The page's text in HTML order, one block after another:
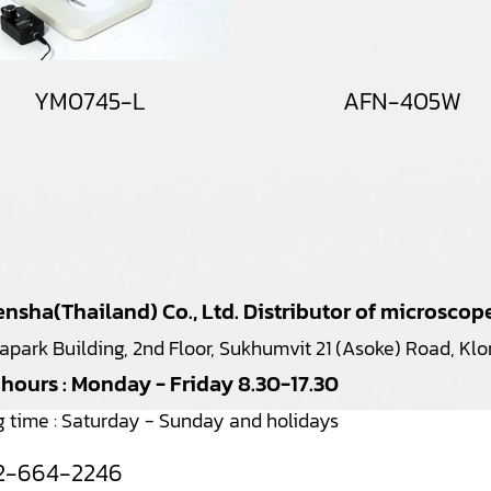
YM0745-L AFN-405W
Co., Ltd. Distributor of
Building, 2nd Floor, Sukhumvit 21 (Asoke) Road,
: Monday - Friday 8.30-17.30
time : Saturday - Sunday and holidays
664-2246